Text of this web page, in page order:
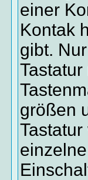
einer
Kontak
gibt.
größen